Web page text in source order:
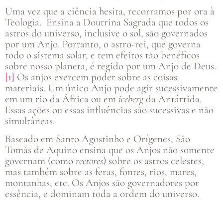
Uma vez que a ciência hesita, recorramos por ora à
Teologia. Ensina a Doutrina Sagrada que todos os
astros do universo, inclusive o sol, são governados
por um Anjo. Portanto, o astro-rei, que governa
todo o sistema solar, e tem efeitos tão benéficos
sobre nosso planeta, é regido por um Anjo de Deus.
[1] Os anjos exercem poder sobre as coisas
materiais. Um único Anjo pode agir sucessivamente
em um rio da África ou em iceberg da Antártida.
Essas ações ou essas influências são sucessivas e não
simultâneas.
Baseado em Santo Agostinho e Orígenes, São
Tomás de Aquino ensina que os Anjos não somente
governam (como rectores) sobre os astros celestes,
mas também sobre as feras, fontes, rios, mares,
montanhas, etc. Os Anjos são governadores por
essência, e dominam toda a ordem do universo.